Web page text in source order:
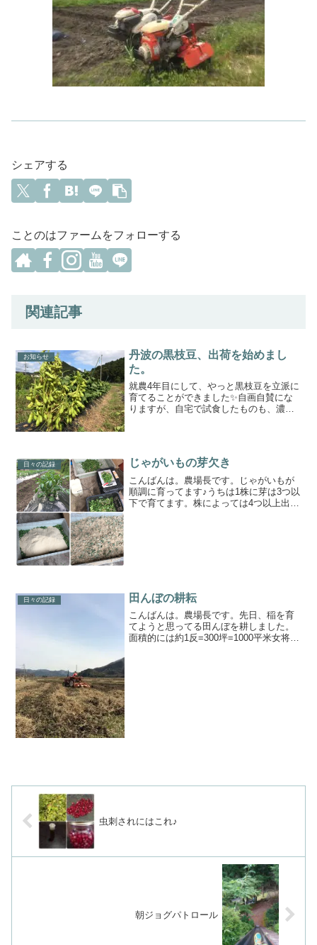
シェアする
ことのはファームをフォローする
関連記事
お知らせ
丹波の黒枝豆、出荷を始めまし
た。
就農4年目にして、やっと黒枝豆を立派に
育てることができました✨自画自賛にな
りますが、自宅で試食したものも、濃厚
せ。なお、生落花生につい...
日々の記録 じゃがいもの芽欠き
こんばんは。農場長です。じゃがいもが
順調に育ってます♪うちは1株に芽は3つ以
下で育てます。株によっては4つ以上出て
日々の記録 田んぼの耕耘
こんばんは。農場長です。先日、稲を育
てようと思ってる田んぼを耕しました。
面積的には約1反=300坪=1000平米女将も
虫刺されにはこれ♪
朝ジョグパトロール